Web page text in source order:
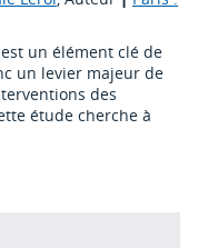
un élément clé de
un levier majeur de
des
étude cherche à